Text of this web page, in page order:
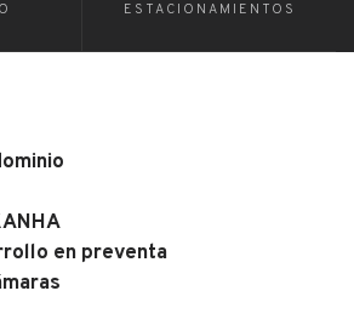
ESTACIONAMIENTOS
en preventa